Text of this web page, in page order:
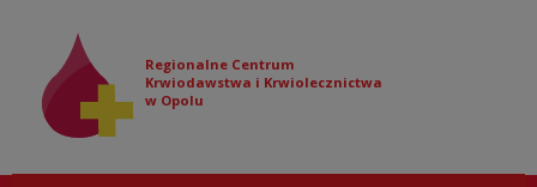
Regionalne Centrum
Krwiodawstwa i Krwiolecznictwa
w Opolu